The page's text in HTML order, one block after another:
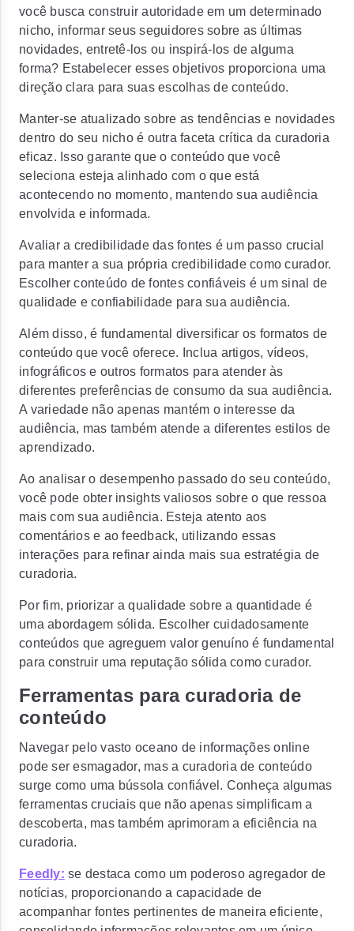
você busca construir autoridade em um determinado
nicho, informar seus seguidores sobre as últimas
novidades, entretê-los ou inspirá-los de alguma
forma? Estabelecer esses objetivos proporciona uma
direção clara para suas escolhas de conteúdo.
Manter-se atualizado sobre as tendências e novidades
dentro do seu nicho é outra faceta crítica da curadoria
eficaz. Isso garante que o conteúdo que você
seleciona esteja alinhado com o que está
acontecendo no momento, mantendo sua audiência
envolvida e informada.
Avaliar a credibilidade das fontes é um passo crucial
para manter a sua própria credibilidade como curador.
Escolher conteúdo de fontes confiáveis é um sinal de
qualidade e confiabilidade para sua audiência.
Além disso, é fundamental diversificar os formatos de
conteúdo que você oferece. Inclua artigos, vídeos,
infográficos e outros formatos para atender às
diferentes preferências de consumo da sua audiência.
A variedade não apenas mantém o interesse da
audiência, mas também atende a diferentes estilos de
aprendizado.
Ao analisar o desempenho passado do seu conteúdo,
você pode obter insights valiosos sobre o que ressoa
mais com sua audiência. Esteja atento aos
comentários e ao feedback, utilizando essas
interações para refinar ainda mais sua estratégia de
curadoria.
Por fim, priorizar a qualidade sobre a quantidade é
uma abordagem sólida. Escolher cuidadosamente
conteúdos que agreguem valor genuíno é fundamental
para construir uma reputação sólida como curador.
Ferramentas para curadoria de
conteúdo
Navegar pelo vasto oceano de informações online
pode ser esmagador, mas a curadoria de conteúdo
surge como uma bússola confiável. Conheça algumas
ferramentas cruciais que não apenas simplificam a
descoberta, mas também aprimoram a eficiência na
curadoria.
Feedly: se destaca como um poderoso agregador de
notícias, proporcionando a capacidade de
acompanhar fontes pertinentes de maneira eficiente,